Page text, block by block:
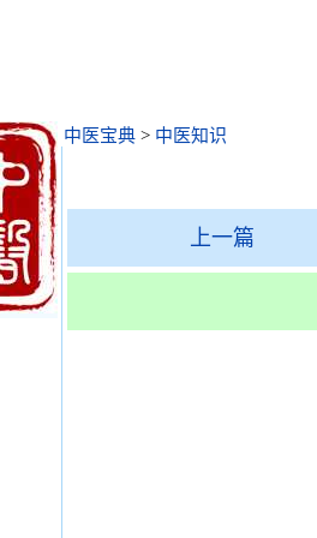
中医宝典 > 中医知识
上一篇